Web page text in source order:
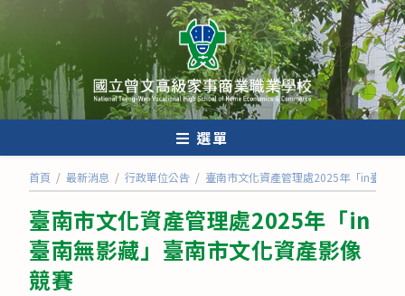
轉
至
主
要
內
選單
首頁 / 最新消息 / 行政單位公告 / 臺南市文化資產管理處2025年「in臺南
臺南市文化資產管理處2025年「in
臺南無影藏」臺南市文化資產影像
競賽